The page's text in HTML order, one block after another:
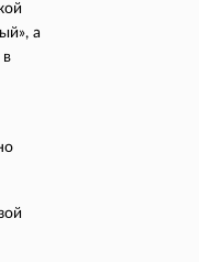
а
в